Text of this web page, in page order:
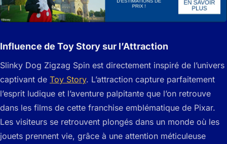
Influence de Toy Story sur l’Attraction
Slinky Dog Zigzag Spin est directement inspiré de l’univers
captivant de Toy Story. L’attraction capture parfaitement
l’esprit ludique et l’aventure palpitante que l’on retrouve
dans les films de cette franchise emblématique de Pixar.
Les visiteurs se retrouvent plongés dans un monde où les
jouets prennent vie, grâce à une attention méticuleuse